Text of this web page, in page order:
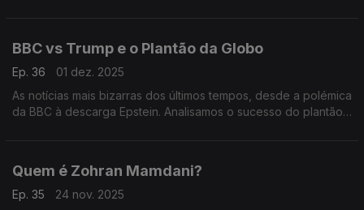
BBC vs Trump e o Plantão da Globo
Ep. 36
01 dez. 2025
As notícias mais bizarras dos últimos tempos, desde a polémica
da BBC à descarga Epstein. Analisamos o sucesso do plantão
Quem é Zohran Mamdani?
Ep. 35
24 nov. 2025